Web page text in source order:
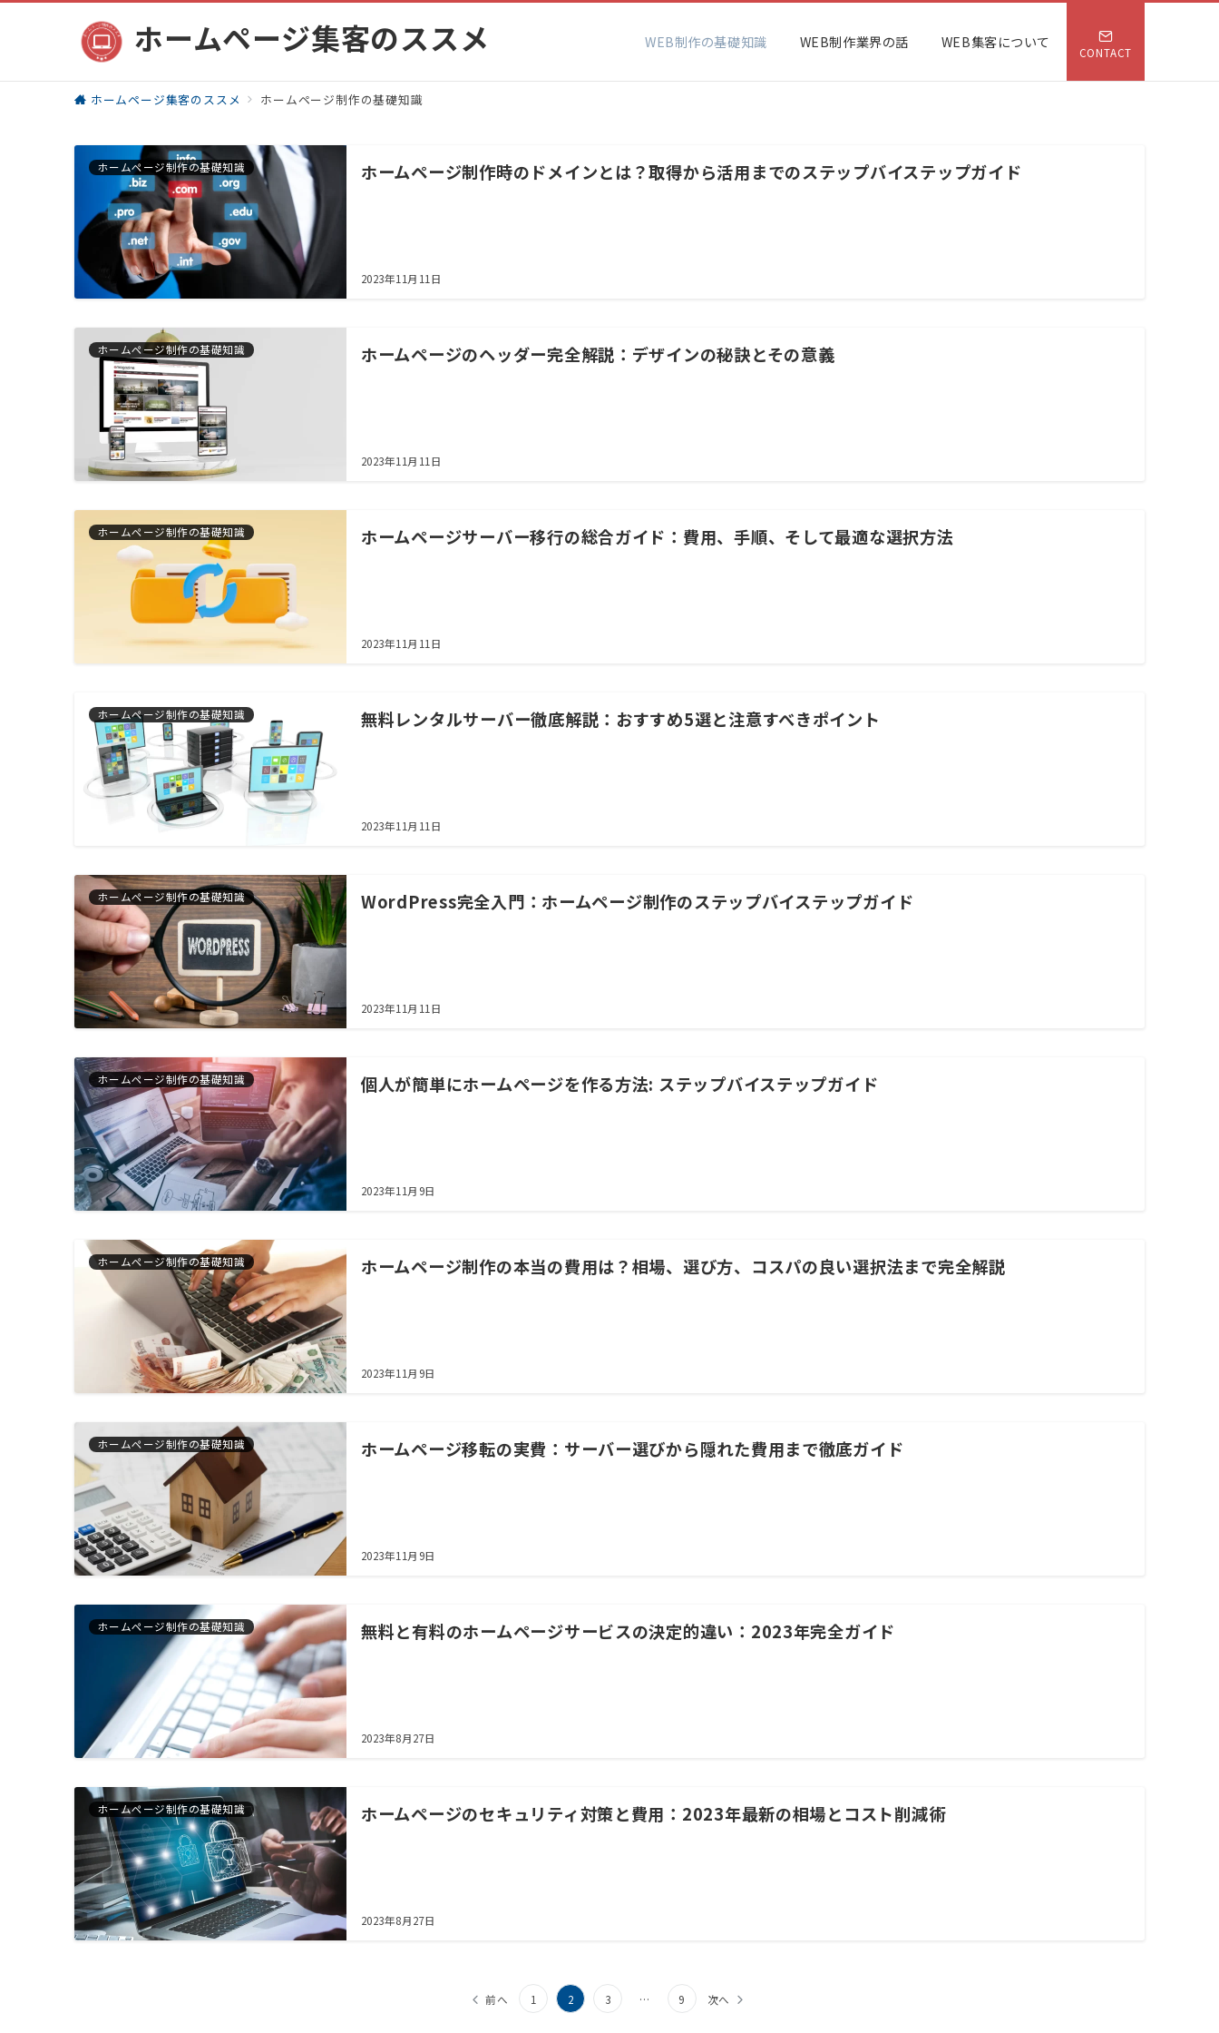
ホームページ集客のススメ WEB制作の基礎知識 WEB制作業界の話 WEB集客について
CONTACT
ホームページ集客のススメ ホームページ制作の基礎知識
ホームページ制作の基礎知識 ホームページ制作時のドメインとは？取得から活用までのステップバイステップガイド
2023年11月11日
ホームページ制作の基礎知識 ホームページのヘッダー完全解説：デザインの秘訣とその意義
2023年11月11日
ホームページ制作の基礎知識 ホームページサーバー移行の総合ガイド：費用、手順、そして最適な選択方法
2023年11月11日
ホームページ制作の基礎知識 無料レンタルサーバー徹底解説：おすすめ5選と注意すべきポイント
2023年11月11日
ホームページ制作の基礎知識 WordPress完全入門：ホームページ制作のステップバイステップガイド
2023年11月11日
ホームページ制作の基礎知識 個人が簡単にホームページを作る方法: ステップバイステップガイド
2023年11月9日
ホームページ制作の基礎知識 ホームページ制作の本当の費用は？相場、選び方、コスパの良い選択法まで完全解説
2023年11月9日
ホームページ制作の基礎知識 ホームページ移転の実費：サーバー選びから隠れた費用まで徹底ガイド
2023年11月9日
ホームページ制作の基礎知識 無料と有料のホームページサービスの決定的違い：2023年完全ガイド
2023年8月27日
ホームページ制作の基礎知識 ホームページのセキュリティ対策と費用：2023年最新の相場とコスト削減術
2023年8月27日
前へ 1 2 3 … 9 次へ